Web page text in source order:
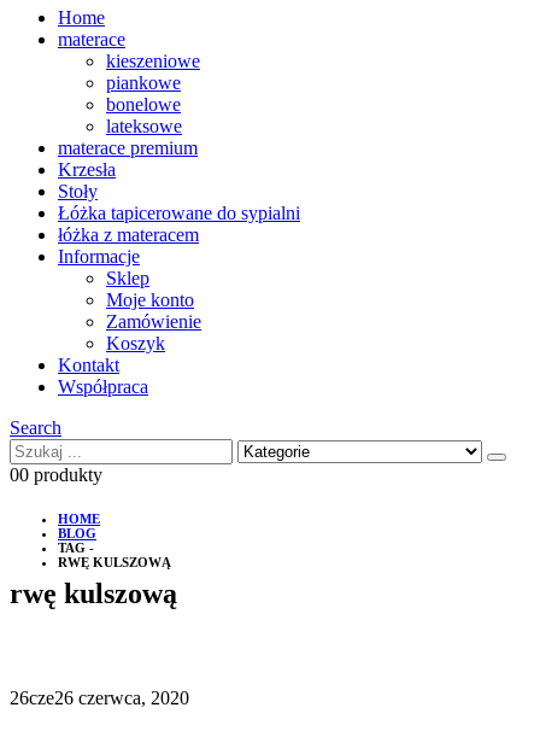
Home
materace
kieszeniowe
piankowe
bonelowe
lateksowe
materace premium
Krzesła
Stoły
Łóżka tapicerowane do sypialni
łóżka z materacem
Informacje
Sklep
Moje konto
Zamówienie
Koszyk
Kontakt
Współpraca
Search
00 produkty
HOME
BLOG
TAG -
RWĘ KULSZOWĄ
rwę kulszową
26cze26 czerwca, 2020